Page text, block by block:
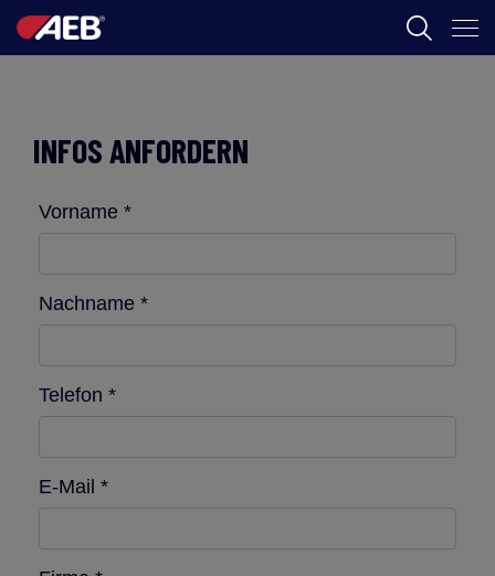
FOOD
AEB ACADEMY
INFOS ANFORDERN
Vorname *
Nachname *
Telefon *
E-Mail *